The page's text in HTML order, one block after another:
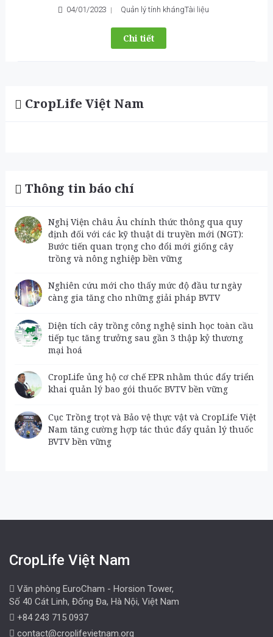
04/01/2023 Quản lý tính khángTài liệu
Chi tiết
CropLife Việt Nam
Thông tin báo chí
Nghị Viện châu Âu chính thức thông qua quy
định đối với các kỹ thuật di truyền mới (NGT):
Bước tiến quan trọng cho đổi mới giống cây
trồng và nông nghiệp bền vững
Nghiên cứu mới cho thấy mức độ đầu tư ngày
càng gia tăng cho những giải pháp BVTV
Diện tích cây trồng công nghệ sinh học toàn cầu
tiếp tục tăng trưởng sau gần 3 thập kỷ thương
mại hoá
CropLife ủng hộ cơ chế EPR nhằm thúc đẩy triển
khai quản lý bao gói thuốc BVTV bền vững
Cục Trồng trọt và Bảo vệ thực vật và CropLife Việt
Nam tăng cường hợp tác thúc đẩy quản lý thuốc
BVTV bền vững
CropLife Việt Nam
Văn phòng EuroCham - Horsion Tower,
Số 40 Cát Linh, Đống Đa, Hà Nội, Việt Nam
+84 243 715 0937
contact@croplifevietnam.org